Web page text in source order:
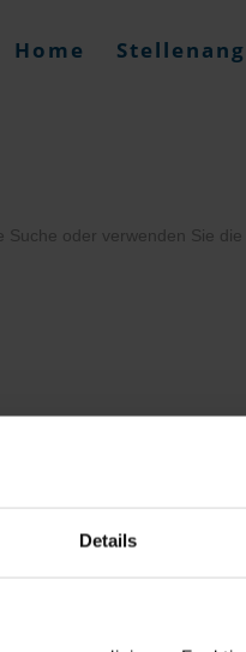
Details
Home
oder verwenden Sie